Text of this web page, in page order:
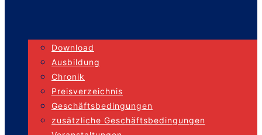
Download
Ausbildung
Chronik
Preisverzeichnis
Geschäftsbedingungen
zusätzliche Geschäftsbedingungen